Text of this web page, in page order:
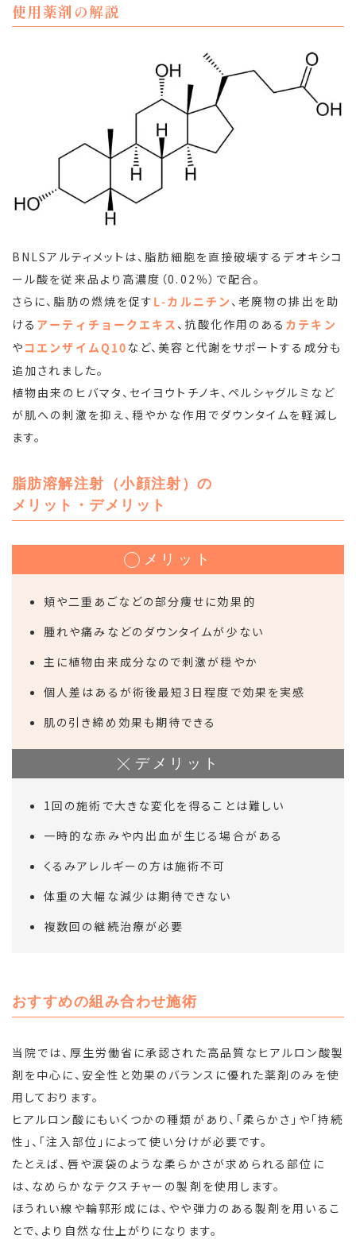
使用薬剤の解説
BNLSアルティメットは、脂肪細胞を直接破壊するデオキシコ
ール酸を従来品より高濃度（0.02％）で配合。
さらに、脂肪の燃焼を促す L-カルニチン 、老廃物の排出を助
ける アーティチョークエキス 、抗酸化作用のある カテキン
や コエンザイムQ10 など、美容と代謝をサポートする成分も
追加されました。
植物由来のヒバマタ、セイヨウトチノキ、ペルシャグルミなど
が肌への刺激を抑え、穏やかな作用でダウンタイムを軽減し
ます。
脂肪溶解注射（小顔注射）の
メリット・デメリット
メリット
頬や二重あごなどの部分痩せに効果的
腫れや痛みなどのダウンタイムが少ない
主に植物由来成分なので刺激が穏やか
個人差はあるが術後最短3日程度で効果を実感
肌の引き締め効果も期待できる
デメリット
1回の施術で大きな変化を得ることは難しい
一時的な赤みや内出血が生じる場合がある
くるみアレルギーの方は施術不可
体重の大幅な減少は期待できない
複数回の継続治療が必要
おすすめの組み合わせ施術
当院では、厚生労働省に承認された高品質なヒアルロン酸製
剤を中心に、安全性と効果のバランスに優れた薬剤のみを使
用しております。
ヒアルロン酸にもいくつかの種類があり、「柔らかさ」や「持続
性」、「注入部位」によって使い分けが必要です。
たとえば、唇や涙袋のような柔らかさが求められる部位に
は、なめらかなテクスチャーの製剤を使用します。
ほうれい線や輪郭形成には、やや弾力のある製剤を用いるこ
とで、より自然な仕上がりになります。